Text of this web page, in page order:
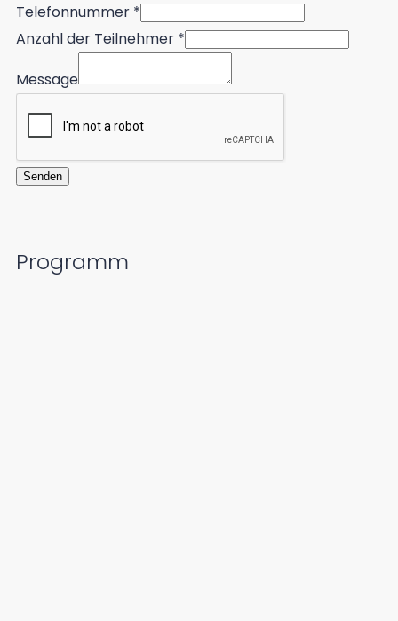
Message
Name
Telefonnummer *
Anzahl der Teilnehmer *
Message
Senden
Programm